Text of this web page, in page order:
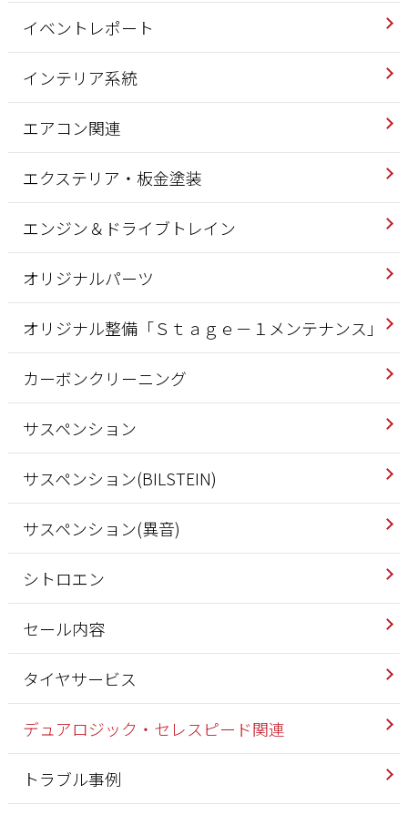
イベントレポート
インテリア系統
エアコン関連
エクステリア・板金塗装
エンジン＆ドライブトレイン
オリジナルパーツ
オリジナル整備「Ｓｔａｇｅ－１メンテナンス」
カーボンクリーニング
サスペンション
サスペンション(BILSTEIN)
サスペンション(異音)
シトロエン
セール内容
タイヤサービス
デュアロジック・セレスピード関連
トラブル事例